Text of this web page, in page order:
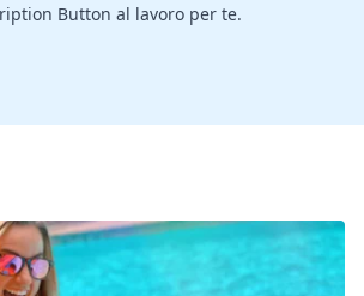
Button al lavoro per te.